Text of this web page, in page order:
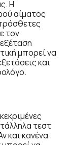
Η
αίματος
τον
μπορεί να
και
τεστ
και κανένα